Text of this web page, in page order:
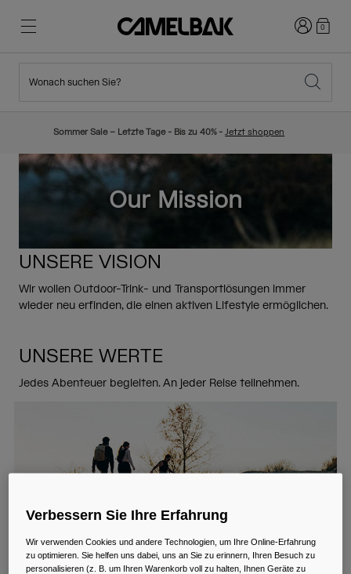
Neuigkeiten
Kinder Kollektion
Trinkwesten
Sport Trinkflaschen
Becher & Travel Mugs
Gürtel & Hüfttaschen
Fahrradtaschen
Alle kaufen
Laufen
Ski und Snowboard
Reisen & Lifestyle
Über uns
Unsere Mission
Unsere Partner
Anmelden
0
Wonach suchen Sie?
Sommer Sale – Letzte Tage - Bis zu 40% -Jetzt shoppen
Our Mission
UNSERE VISION
Wir wollen Outdoor-Trink- und Transportlösungen immer
wieder neu erfinden, die einen aktiven Lifestyle ermöglichen.
UNSERE WERTE
Jedes Abenteuer begleiten. An jeder Reise teilnehmen.
Verbessern Sie Ihre Erfahrung
Wir verwenden Cookies und andere Technologien, um Ihre Online-Erfahrung
zu optimieren. Sie helfen uns dabei, uns an Sie zu erinnern, Ihren Besuch zu
personalisieren (z. B. um Ihren Warenkorb voll zu halten, Ihnen Geräte zu